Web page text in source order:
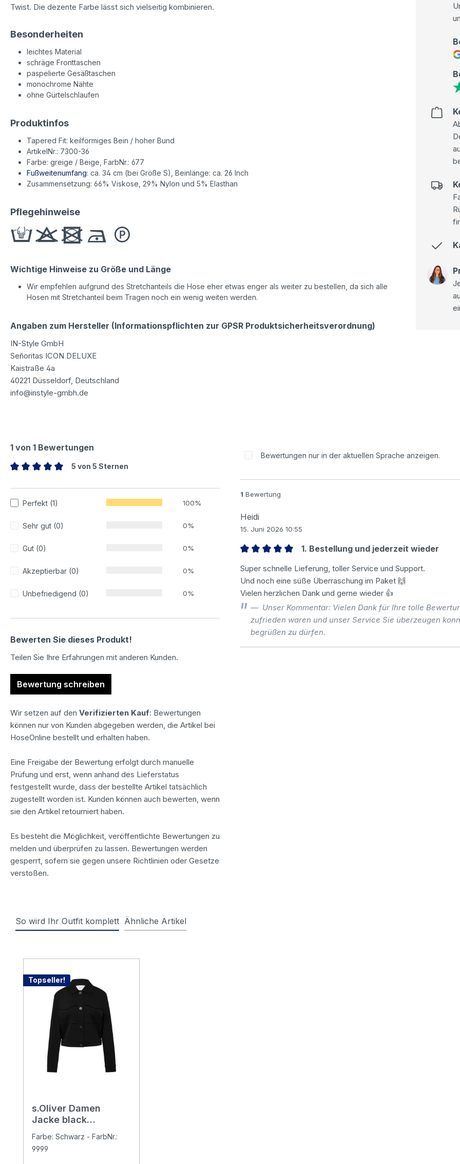
Twist. Die dezente Farbe lässt sich vielseitig kombinieren.
Besonderheiten
leichtes Material
schräge Fronttaschen
paspelierte Gesäßtaschen
monochrome Nähte
ohne Gürtelschlaufen
Produktinfos
Tapered Fit: keilförmiges Bein / hoher Bund
ArtikelNr.: 7300-36
Farbe: greige / Beige, FarbNr.: 677
Fußweitenumfang: ca. 34 cm (bei Größe S), Beinlänge: ca. 26 Inch
Zusammensetzung: 66% Viskose, 29% Nylon und 5% Elasthan
Pflegehinweise
Wichtige Hinweise zu Größe und Länge
Wir empfehlen aufgrund des Stretchanteils die Hose eher etwas enger als weiter zu bestellen, da sich alle
Hosen mit Stretchanteil beim Tragen noch ein wenig weiten werden.
Angaben zum Hersteller (Informationspflichten zur GPSR Produktsicherheitsverordnung)
IN-Style GmbH
Señoritas ICON DELUXE
Kaistraße 4a
40221 Düsseldorf, Deutschland
info@instyle-gmbh.de
1 von 1 Bewertungen
5 von 5 Sternen
Perfekt (1) 100%
Sehr gut (0) 0%
Gut (0) 0%
Akzeptierbar (0) 0%
Unbefriedigend (0) 0%
Bewerten Sie dieses Produkt!
Teilen Sie Ihre Erfahrungen mit anderen Kunden.
Bewertung schreiben
Wir setzen auf den Verifizierten Kauf: Bewertungen
können nur von Kunden abgegeben werden, die Artikel bei
HoseOnline bestellt und erhalten haben.
Eine Freigabe der Bewertung erfolgt durch manuelle
Prüfung und erst, wenn anhand des Lieferstatus
festgestellt wurde, dass der bestellte Artikel tatsächlich
zugestellt worden ist. Kunden können auch bewerten, wenn
sie den Artikel retourniert haben.
Es besteht die Möglichkeit, veröffentlichte Bewertungen zu
melden und überprüfen zu lassen. Bewertungen werden
gesperrt, sofern sie gegen unsere Richtlinien oder Gesetze
verstoßen.
Bewertungen nur in der aktuellen Sprache anzeigen.
1 Bewertung
Heidi
15. Juni 2026 10:55
1. Bestellung und jederzeit wieder
Super schnelle Lieferung, toller Service und Support.
Und noch eine süße Überraschung im Paket 🙌
Vielen herzlichen Dank und gerne wieder 👍
Unser Kommentar: Vielen Dank für Ihre tolle
zufrieden waren und unser Service Sie überzeugen
begrüßen zu dürfen.
So wird Ihr Outfit komplett Ähnliche Artikel
Topseller!
s.Oliver Damen
Jacke black
Farbe: Schwarz - FarbNr.:
9999